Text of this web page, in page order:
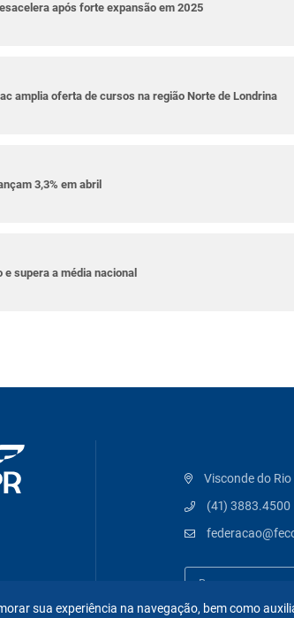
após forte expansão em 2025
amplia oferta de cursos na região Norte de Londrina
3,3% em abril
supera a média nacional
Visconde do Rio
(41) 3883.4500
sua experiência na navegação, bem como